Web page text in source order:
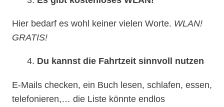
Hier bedarf es wohl keiner vielen Worte. WLAN!
GRATIS!
4. Du kannst die Fahrtzeit sinnvoll nutzen
E-Mails checken, ein Buch lesen, schlafen, essen,
telefonieren,… die Liste könnte endlos